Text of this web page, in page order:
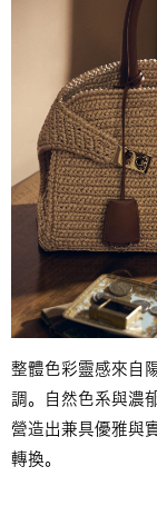
整體色彩靈感來自
調。自然色系與濃
營造出兼具優雅與
轉換。